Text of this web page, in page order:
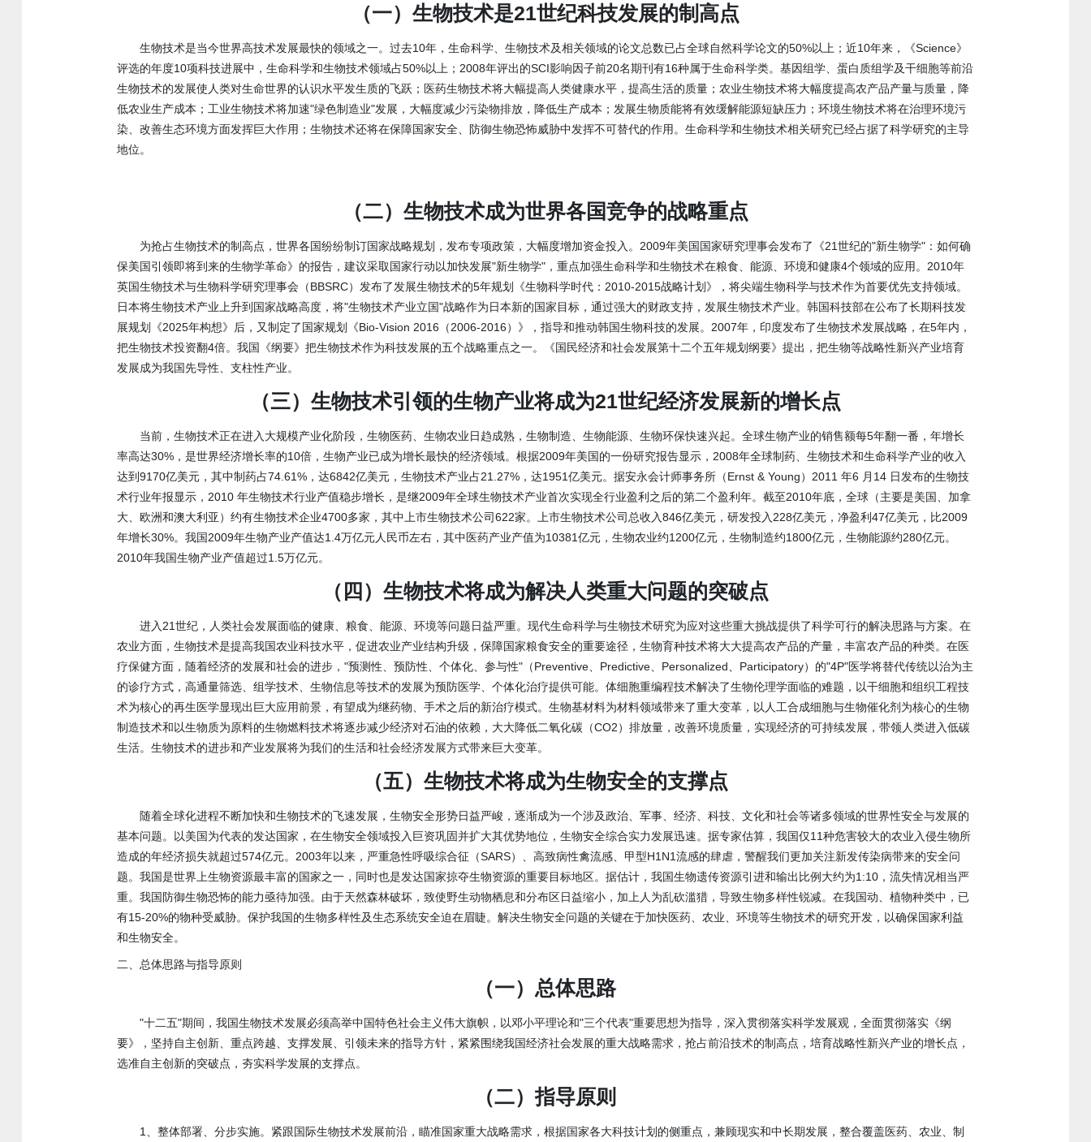
（一）生物技术是21世纪科技发展的制高点
生物技术是当今世界高技术发展最快的领域之一。过去10年，生命科学、生物技术及相关领域的论文总数已占全球自然科学论文的50%以上；近10年来，《Science》
评选的年度10项科技进展中，生命科学和生物技术领域占50%以上；2008年评出的SCI影响因子前20名期刊有16种属于生命科学类。基因组学、蛋白质组学及干细胞等前沿
生物技术的发展使人类对生命世界的认识水平发生质的飞跃；医药生物技术将大幅提高人类健康水平，提高生活的质量；农业生物技术将大幅度提高农产品产量与质量，降
低农业生产成本；工业生物技术将加速"绿色制造业"发展，大幅度减少污染物排放，降低生产成本；发展生物质能将有效缓解能源短缺压力；环境生物技术将在治理环境污
染、改善生态环境方面发挥巨大作用；生物技术还将在保障国家安全、防御生物恐怖威胁中发挥不可替代的作用。生命科学和生物技术相关研究已经占据了科学研究的主导
地位。
（二）生物技术成为世界各国竞争的战略重点
为抢占生物技术的制高点，世界各国纷纷制订国家战略规划，发布专项政策，大幅度增加资金投入。2009年美国国家研究理事会发布了《21世纪的"新生物学"：如何确
保美国引领即将到来的生物学革命》的报告，建议采取国家行动以加快发展"新生物学"，重点加强生命科学和生物技术在粮食、能源、环境和健康4个领域的应用。2010年
英国生物技术与生物科学研究理事会（BBSRC）发布了发展生物技术的5年规划《生物科学时代：2010-2015战略计划》，将尖端生物科学与技术作为首要优先支持领域。
日本将生物技术产业上升到国家战略高度，将"生物技术产业立国"战略作为日本新的国家目标，通过强大的财政支持，发展生物技术产业。韩国科技部在公布了长期科技发
展规划《2025年构想》后，又制定了国家规划《Bio-Vision 2016（2006-2016）》，指导和推动韩国生物科技的发展。2007年，印度发布了生物技术发展战略，在5年内，
把生物技术投资翻4倍。我国《纲要》把生物技术作为科技发展的五个战略重点之一。《国民经济和社会发展第十二个五年规划纲要》提出，把生物等战略性新兴产业培育
发展成为我国先导性、支柱性产业。
（三）生物技术引领的生物产业将成为21世纪经济发展新的增长点
当前，生物技术正在进入大规模产业化阶段，生物医药、生物农业日趋成熟，生物制造、生物能源、生物环保快速兴起。全球生物产业的销售额每5年翻一番，年增长
率高达30%，是世界经济增长率的10倍，生物产业已成为增长最快的经济领域。根据2009年美国的一份研究报告显示，2008年全球制药、生物技术和生命科学产业的收入
达到9170亿美元，其中制药占74.61%，达6842亿美元，生物技术产业占21.27%，达1951亿美元。据安永会计师事务所（Ernst & Young）2011 年6 月14 日发布的生物技
术行业年报显示，2010 年生物技术行业产值稳步增长，是继2009年全球生物技术产业首次实现全行业盈利之后的第二个盈利年。截至2010年底，全球（主要是美国、加拿
大、欧洲和澳大利亚）约有生物技术企业4700多家，其中上市生物技术公司622家。上市生物技术公司总收入846亿美元，研发投入228亿美元，净盈利47亿美元，比2009
年增长30%。我国2009年生物产业产值达1.4万亿元人民币左右，其中医药产业产值为10381亿元，生物农业约1200亿元，生物制造约1800亿元，生物能源约280亿元。
2010年我国生物产业产值超过1.5万亿元。
（四）生物技术将成为解决人类重大问题的突破点
进入21世纪，人类社会发展面临的健康、粮食、能源、环境等问题日益严重。现代生命科学与生物技术研究为应对这些重大挑战提供了科学可行的解决思路与方案。在
农业方面，生物技术是提高我国农业科技水平，促进农业产业结构升级，保障国家粮食安全的重要途径，生物育种技术将大大提高农产品的产量，丰富农产品的种类。在医
疗保健方面，随着经济的发展和社会的进步，"预测性、预防性、个体化、参与性"（Preventive、Predictive、Personalized、Participatory）的"4P"医学将替代传统以治为主
的诊疗方式，高通量筛选、组学技术、生物信息等技术的发展为预防医学、个体化治疗提供可能。体细胞重编程技术解决了生物伦理学面临的难题，以干细胞和组织工程技
术为核心的再生医学显现出巨大应用前景，有望成为继药物、手术之后的新治疗模式。生物基材料为材料领域带来了重大变革，以人工合成细胞与生物催化剂为核心的生物
制造技术和以生物质为原料的生物燃料技术将逐步减少经济对石油的依赖，大大降低二氧化碳（CO2）排放量，改善环境质量，实现经济的可持续发展，带领人类进入低碳
生活。生物技术的进步和产业发展将为我们的生活和社会经济发展方式带来巨大变革。
（五）生物技术将成为生物安全的支撑点
随着全球化进程不断加快和生物技术的飞速发展，生物安全形势日益严峻，逐渐成为一个涉及政治、军事、经济、科技、文化和社会等诸多领域的世界性安全与发展的
基本问题。以美国为代表的发达国家，在生物安全领域投入巨资巩固并扩大其优势地位，生物安全综合实力发展迅速。据专家估算，我国仅11种危害较大的农业入侵生物所
造成的年经济损失就超过574亿元。2003年以来，严重急性呼吸综合征（SARS）、高致病性禽流感、甲型H1N1流感的肆虐，警醒我们更加关注新发传染病带来的安全问
题。我国是世界上生物资源最丰富的国家之一，同时也是发达国家掠夺生物资源的重要目标地区。据估计，我国生物遗传资源引进和输出比例大约为1:10，流失情况相当严
重。我国防御生物恐怖的能力亟待加强。由于天然森林破坏，致使野生动物栖息和分布区日益缩小，加上人为乱砍滥猎，导致生物多样性锐减。在我国动、植物种类中，已
有15-20%的物种受威胁。保护我国的生物多样性及生态系统安全迫在眉睫。解决生物安全问题的关键在于加快医药、农业、环境等生物技术的研究开发，以确保国家利益
和生物安全。
二、总体思路与指导原则
（一）总体思路
"十二五"期间，我国生物技术发展必须高举中国特色社会主义伟大旗帜，以邓小平理论和"三个代表"重要思想为指导，深入贯彻落实科学发展观，全面贯彻落实《纲
要》，坚持自主创新、重点跨越、支撑发展、引领未来的指导方针，紧紧围绕我国经济社会发展的重大战略需求，抢占前沿技术的制高点，培育战略性新兴产业的增长点，
选准自主创新的突破点，夯实科学发展的支撑点。
（二）指导原则
1、整体部署、分步实施。紧跟国际生物技术发展前沿，瞄准国家重大战略需求，根据国家各大科技计划的侧重点，兼顾现实和中长期发展，整合覆盖医药、农业、制